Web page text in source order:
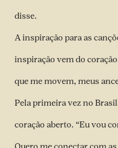
disse.
A inspiração para as
inspiração vem do
que me movem, meus
Pela primeira vez no
coração aberto. “Eu vou